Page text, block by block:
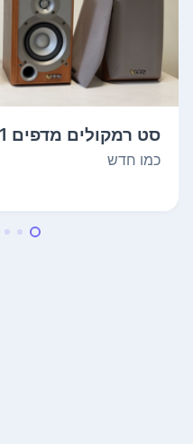
c...
כמו חדש